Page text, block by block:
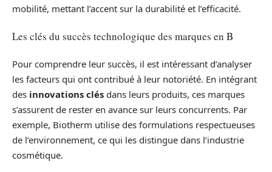
mobilité, mettant l’accent sur la durabilité et l’efficacité.
Les clés du succès technologique des marques en B
Pour comprendre leur succès, il est intéressant d’analyser
les facteurs qui ont contribué à leur notoriété. En intégrant
des innovations clés dans leurs produits, ces marques
s’assurent de rester en avance sur leurs concurrents. Par
exemple, Biotherm utilise des formulations respectueuses
de l’environnement, ce qui les distingue dans l’industrie
cosmétique.